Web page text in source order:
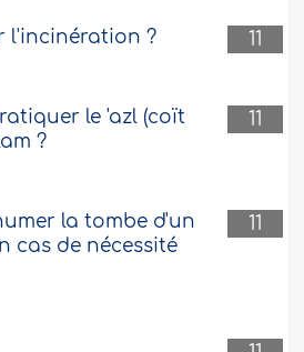
11
l'incinération ?
11
le 'azl (coït
?
11
la tombe d'un
cas de nécessité